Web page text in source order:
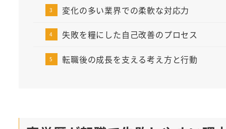
変化の多い業界での柔軟な対応力
失敗を糧にした自己改善のプロセス
転職後の成長を支える考え方と行動